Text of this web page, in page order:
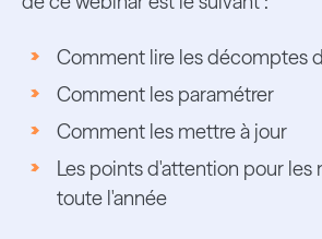
Comment lire les décomptes
Comment les paramétrer
Comment les mettre à jour
Les points d'attention pour les
toute l'année